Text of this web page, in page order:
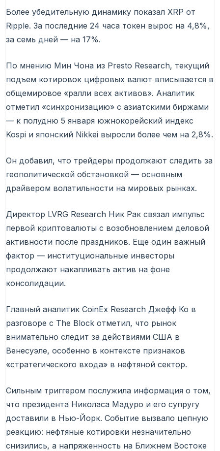
Более убедительную динамику показал XRP от
Ripple. За последние 24 часа токен вырос на 4,8%,
за семь дней — на 17%.
По мнению Мин Чона из Presto Research, текущий
подъем котировок цифровых валют вписывается в
общемировое «ралли всех активов». Аналитик
отметил «синхронизацию» с азиатскими биржами
— к полудню 5 января южнокорейский индекс
Kospi и японский Nikkei выросли более чем на 2,8%.
Он добавил, что трейдеры продолжают следить за
геополитической обстановкой — основным
драйвером волатильности на мировых рынках.
Директор LVRG Research Ник Рак связал импульс
первой криптовалюты с возобновлением деловой
активности после праздников. Еще один важный
фактор — институциональные инвесторы
продолжают накапливать актив на фоне
консолидации.
Главный аналитик CoinEx Research Джефф Ко в
разговоре с The Block отметил, что рынок
внимательно следит за действиями США в
Венесуэле, особенно в контексте признаков
«стратегического входа» в нефтяной сектор.
Сильным триггером послужила информация о том,
что президента Николаса Мадуро и его супругу
доставили в Нью-Йорк. Событие вызвало цепную
реакцию: нефтяные котировки незначительно
снизились, а напряженность на Ближнем Востоке